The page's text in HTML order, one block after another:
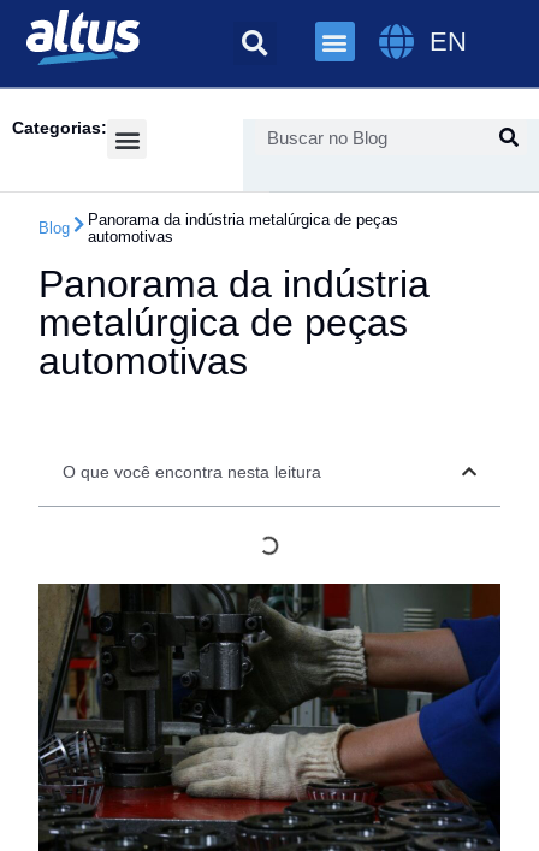
EN
Categorias:
Blog
Panorama da indústria metalúrgica de peças
automotivas
Panorama da indústria
metalúrgica de peças
automotivas
O que você encontra nesta leitura